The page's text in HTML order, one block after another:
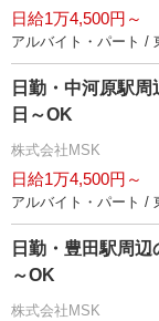
日給1万4,500円～
アルバイト・パート /
日勤・中河原駅
日～OK
株式会社MSK
日給1万4,500円～
アルバイト・パート /
日勤・豊田駅周
～OK
株式会社MSK